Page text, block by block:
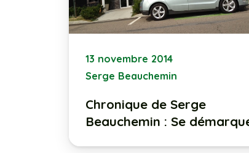
13 novembre 2014
Serge Beauchemin
Chronique de Serge
Beauchemin : Se